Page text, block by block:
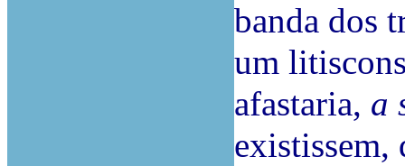
banda dos
um
afastaria, a
existissem,